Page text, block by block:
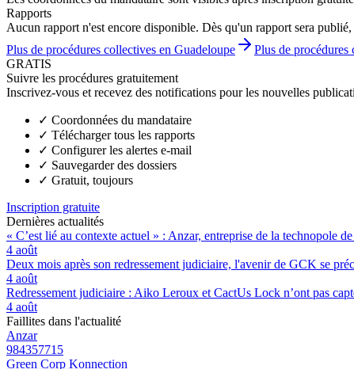
Rapports
Aucun rapport n'est encore disponible. Dès qu'un rapport sera
Plus de procédures collectives en Guadeloupe
Plus de
GRATIS
Suivre les procédures gratuitement
Inscrivez-vous et recevez des notifications pour les nouvelles
✓ Coordonnées du mandataire
✓ Télécharger tous les rapports
✓ Configurer les alertes e-mail
✓ Sauvegarder des dossiers
✓ Gratuit, toujours
Inscription gratuite
Dernières actualités
« C’est lié au contexte actuel » : Anzar, entreprise de la technopole
4 août
Deux mois après son redressement judiciaire, l'avenir de GCK se
4 août
Redressement judiciaire : Aiko Leroux et CactUs Lock n’ont pas
4 août
Faillites dans l'actualité
Anzar
984357715
Green Corp Konnection